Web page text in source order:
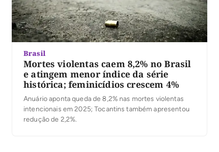
Brasil
Mortes violentas caem 8,2% no Brasil
e atingem menor índice da série
histórica; feminicídios crescem 4%
Anuário aponta queda de 8,2% nas mortes violentas
intencionais em 2025; Tocantins também apresentou
redução de 2,2%.